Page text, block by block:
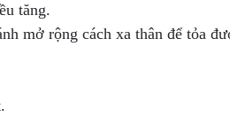
tăng.
mở rộng cách xa thân để tỏa